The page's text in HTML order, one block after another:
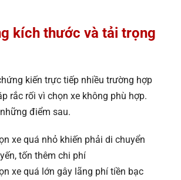
kích thước và tải trọng
kiến trực tiếp nhiều trường hợp
rắc rối vì chọn xe không phù hợp.
điểm sau.
xe quá nhỏ khiến phải di chuyển
tốn thêm chi phí
xe quá lớn gây lãng phí tiền bạc